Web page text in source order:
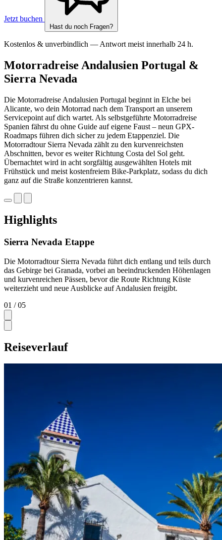
Jetzt buchen
Hast du noch Fragen?
Kostenlos & unverbindlich — Antwort meist innerhalb 24 h.
Motorradreise Andalusien Portugal &
Sierra Nevada
Die Motorradreise Andalusien Portugal beginnt in Elche bei
Alicante, wo dein Motorrad nach dem Transport an unserem
Servicepoint auf dich wartet. Als selbstgeführte Motorradreise
Spanien fährst du ohne Guide auf eigene Faust – neun GPX-
Roadmaps führen dich sicher zu jedem Etappenziel. Die
Motorradtour Sierra Nevada zählt zu den kurvenreichsten
Abschnitten, bevor es weiter Richtung Costa del Sol geht.
Übernachtet wird in acht sorgfältig ausgewählten Hotels mit
Frühstück und meist kostenfreiem Bike-Parkplatz, sodass du dich
ganz auf die Straße konzentrieren kannst.
Highlights
Sierra Nevada Etappe
Die Motorradtour Sierra Nevada führt dich entlang und teils durch
das Gebirge bei Granada, vorbei an beeindruckenden Höhenlagen
und kurvenreichen Pässen, bevor die Route Richtung Küste
weiterzieht und neue Ausblicke auf Andalusien freigibt.
01 / 05
Reiseverlauf